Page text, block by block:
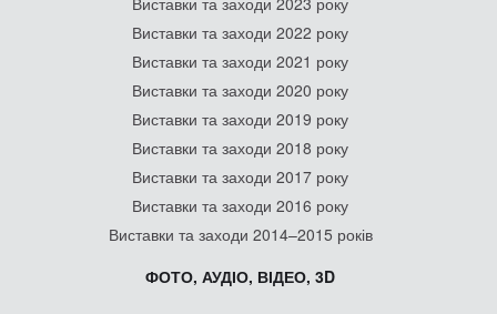
Виставки та заходи 2022 року
Виставки та заходи 2021 року
Виставки та заходи 2020 року
Виставки та заходи 2019 року
Виставки та заходи 2018 року
Виставки та заходи 2017 року
Виставки та заходи 2016 року
Виставки та заходи 2014–2015 років
ФОТО, АУДІО, ВІДЕО, 3D